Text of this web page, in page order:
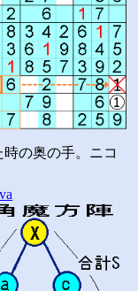
時の奥の手。ニコ